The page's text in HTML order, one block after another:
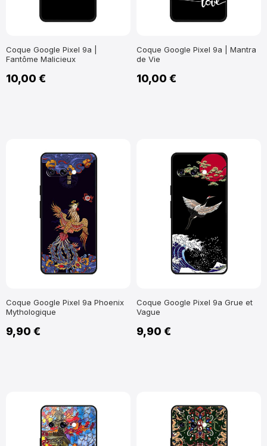
Coque Google Pixel 9a |
Fantôme Malicieux
10,00 €
Coque Google Pixel 9a | Mantra
de Vie
10,00 €
Coque Google Pixel 9a Phoenix
Mythologique
9,90 €
Coque Google Pixel 9a Grue et
Vague
9,90 €